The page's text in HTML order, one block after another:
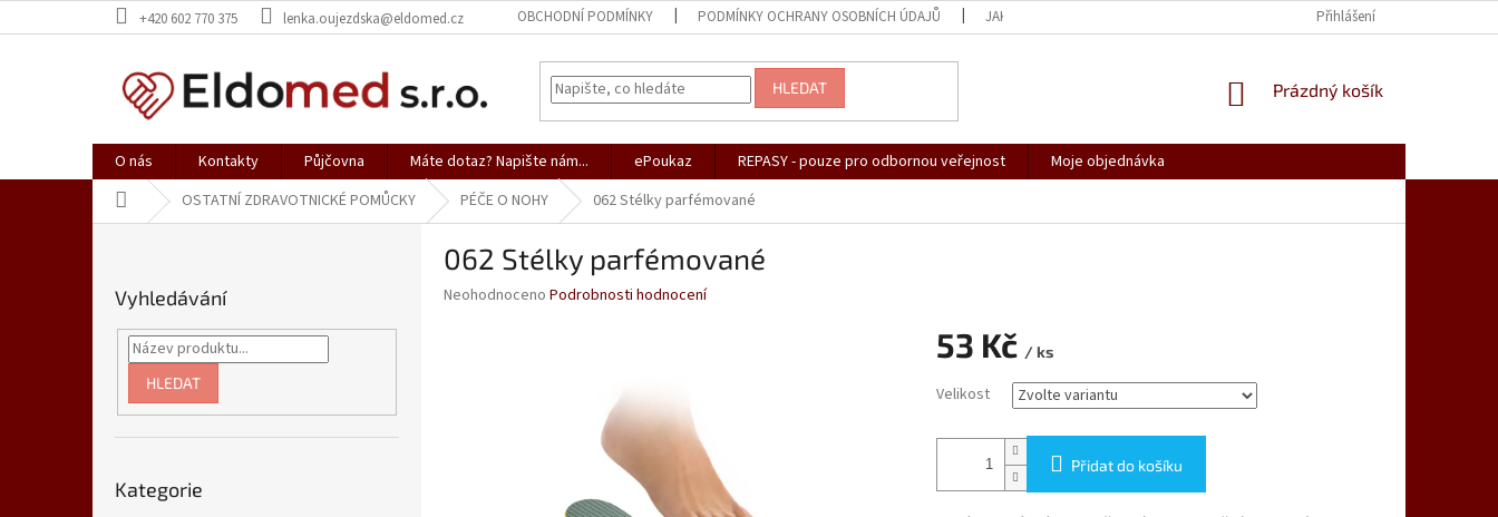
na
+420 602 770 375 lenka.oujezdska@eldomed.cz OBCHODNÍ PODMÍNKY PODMÍNKY OCHRANY OSOBNÍCH ÚDAJŮ JAK NAKUPOVAT REKLAMACE, VRÁCENÍ ZBOŽÍ
Přihlášení
HLEDAT
NÁKUPNÍ
Prázdný košík
O nás Kontakty Půjčovna Máte dotaz? Napište nám... ePoukaz REPASY - pouze pro odbornou veřejnost
Moje objednávka
Domů OSTATNÍ ZDRAVOTNICKÉ POMŮCKY PÉČE O NOHY 062 Stélky parfémované
Vyhledávání
HLEDAT
kategorie
Kategorie
062 Stélky parfémované
Průměrné
Neohodnoceno Podrobnosti hodnocení
53 Kč / ks
cena:
Velikost
Přidat do košíku